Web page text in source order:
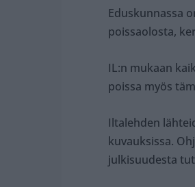
Eduskunnassa
poissaolosta,
IL:n mukaan
poissa myös
Iltalehden
kuvauksissa.
julkisuudesta